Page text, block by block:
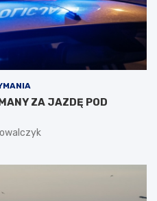
ZA JAZDĘ POD